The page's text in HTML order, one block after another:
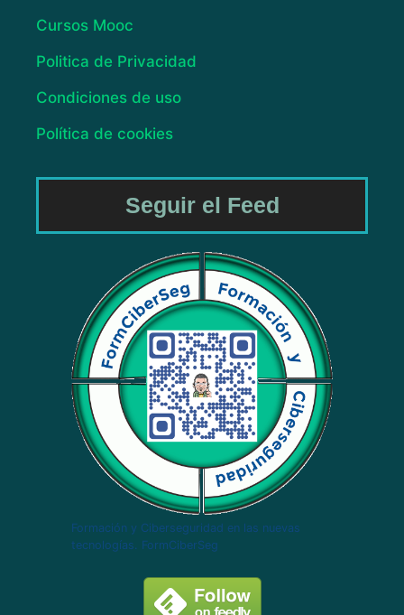
Cursos Mooc
Politica de Privacidad
Condiciones de uso
Política de cookies
Seguir el Feed
Formación y Ciberseguridad en las nuevas
tecnologías. FormCiberSeg